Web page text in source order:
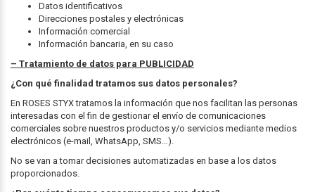
Datos identificativos
Direcciones postales y electrónicas
Información comercial
Información bancaria, en su caso
– Tratamiento de datos para PUBLICIDAD
¿Con qué finalidad tratamos sus datos personales?
En ROSES STYX tratamos la información que nos facilitan las personas
interesadas con el fin de gestionar el envío de comunicaciones
comerciales sobre nuestros productos y/o servicios mediante medios
electrónicos (e-mail, WhatsApp, SMS…).
No se van a tomar decisiones automatizadas en base a los datos
proporcionados.